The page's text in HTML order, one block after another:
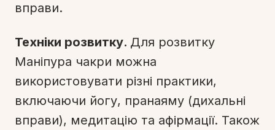
вправи.
Техніки розвитку. Для розвитку
Маніпура чакри можна
використовувати різні практики,
включаючи йогу, пранаяму (дихальні
вправи), медитацію та афірмації. Також